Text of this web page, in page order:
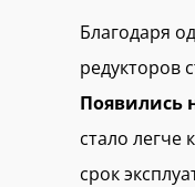
Благодаря
редукторов
Появились
стало легче
срок